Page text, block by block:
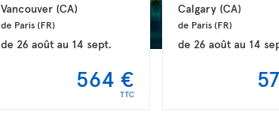
Vancouver (CA)
de Paris (FR)
de 26 aoûtau 14 sept.
564 €
TTC
Calgary (CA)
de Paris (FR)
de 26 août au 14